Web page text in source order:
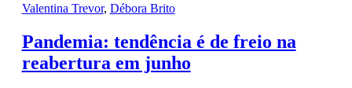
Valentina Trevor, Débora Brito
Pandemia: tendência é de freio na
reabertura em junho